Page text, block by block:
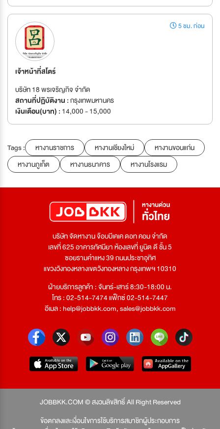
5 ชม. ก่อน
เจ้าหน้าที่สโตร์
บริษัท 18 พรเจริญกิจ จำกัด
สถานที่ปฏิบัติงาน :กรุงเทพมหานคร
เงินเดือน(บาท) : 14,000 - 15,000
Tags : หางานราชการ หางานเชียงใหม่
หางานขอนแก่น
หางานภูเก็ต
หางานธนาคาร หางานโรงแรม
บริษัท จัดหางาน จ๊อบบีเคเค ดอท คอม จำกัด
เลขที่ 625 อาคารทัศนียา ห้องเลขที่ ยูนิต ดี ชั้น 5
ซอยรามคำแหง 39 ถนนประชาอุทิศ
แขวงวังทองหลางเขตวังทองหลาง กรุงเทพฯ 10310
ฝ่ายบริการลูกค้า : จันทร์-เสาร์ 8:30-18:00 น.
โทร : 02-514-7474 แฟ็กซ์ 02-514-7447
อีเมล :help@jobbkk.com,sales@jobbkk.com
JOBBKK.COM © สงวนลิขสิทธิ์ All Right Reserved
ข้อตกลงและเงื่อนไขการใช้บริการสมาชิกผู้ประกอบการ